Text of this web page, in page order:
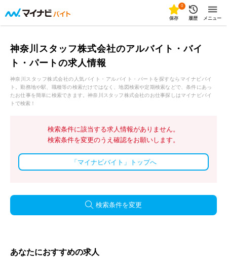
0
保存 履歴 メニュー
神奈川スタッフ株式会社のアルバイト・バイ
ト・パートの求人情報
神奈川スタッフ株式会社の人気バイト・アルバイト・パートを探すならマイナビバイ
ト。勤務地や駅、職種等の検索だけではなく、地図検索や定期検索などで、条件にあっ
たお仕事を簡単に検索できます。神奈川スタッフ株式会社のお仕事探しはマイナビバイ
トで検索！
検索条件に該当する求人情報がありません。
検索条件を変更のうえ確認をお願いします。
「マイナビバイト」トップへ
検索条件を変更
あなたにおすすめの求人